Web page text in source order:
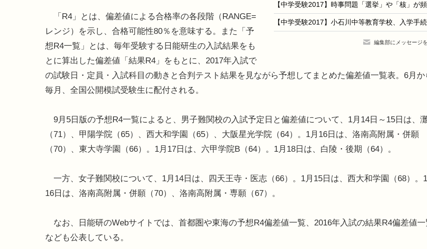
編集部にメッセージ
「R4」とは、偏差値による合格率の各段階（RANGE=
レンジ）を示し、合格可能性80％を意味する。また「予
想R4一覧」とは、毎年受験する日能研生の入試結果をも
とに算出した偏差値「結果R4」をもとに、2017年入試で
の試験日・定員・入試科目の動きと合判テスト結果を見ながら予想してまとめた偏差値一覧表。6月か
毎月、全国公開模試受験生に配付される。
9月5日版の予想R4一覧によると、男子難関校の入試予定日と偏差値について、1月14日～15日は、
（71）、甲陽学院（65）、西大和学園（65）、大阪星光学院（64）。1月16日は、洛南高附属・併願
（70）、東大寺学園（66）。1月17日は、六甲学院B（64）。1月18日は、白陵・後期（64）。
一方、女子難関校について、1月14日は、四天王寺・医志（66）。1月15日は、西大和学園（68）。1
16日は、洛南高附属・併願（70）、洛南高附属・専願（67）。
なお、日能研のWebサイトでは、首都圏や東海の予想R4偏差値一覧、2016年入試の結果R4偏差値一
なども公表している。